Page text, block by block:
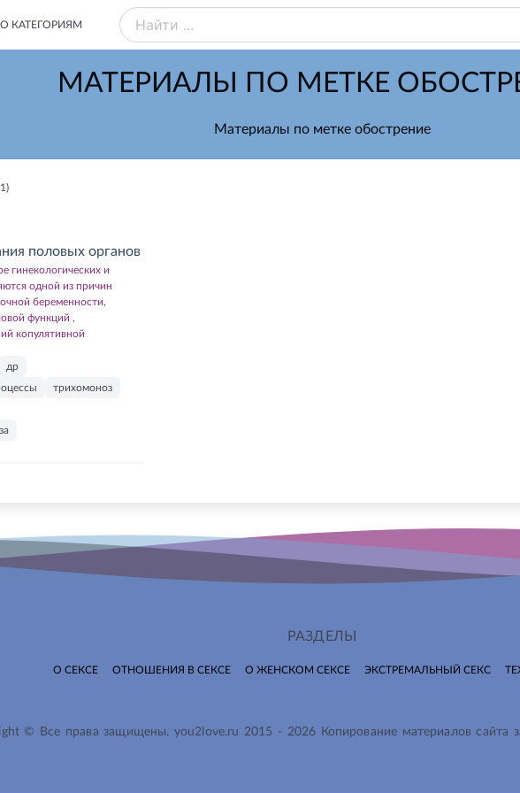
КАТЕГОРИЯМ
МАТЕРИАЛЫ ПО МЕТКЕ
Материалы по метке обострение
половых органов
гинекологических и
одной из причин
беременности,
функций ,
копулятивной
др
трихомоноз
РАЗДЕЛЫ
О СЕКСЕ ОТНОШЕНИЯ В СЕКСЕ О ЖЕНСКОМ СЕКСЕ ЭКСТРЕМАЛЬНЫЙ СЕКС
© Все права защищены. you2love.ru 2015 - 2026 Копирование материалов сайта